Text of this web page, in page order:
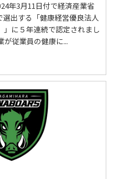
年3月11日付で経済産業省
出する「健康経営優良法人
」に５年連続で認定されまし
が従業員の健康に...